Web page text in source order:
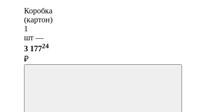
Коробка
(картон)
1
шт —
3 17724
₽